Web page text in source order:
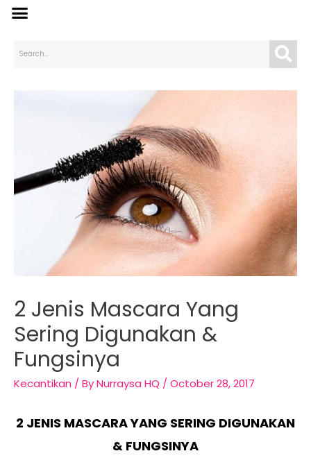
2 Jenis Mascara Yang
Sering Digunakan &
Fungsinya
Kecantikan / ByNurraysa HQ / October 28, 2017
2 JENIS MASCARA YANG SERING DIGUNAKAN
& FUNGSINYA